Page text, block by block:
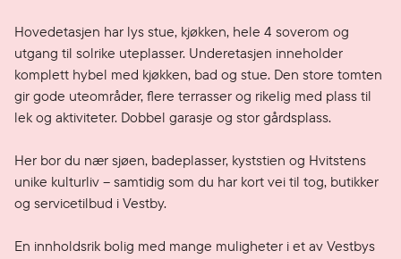
Hovedetasjen har lys stue, kjøkken, hele 4 soverom og
utgang til solrike uteplasser. Underetasjen inneholder
komplett hybel med kjøkken, bad og stue. Den store tomten
gir gode uteområder, flere terrasser og rikelig med plass til
lek og aktiviteter. Dobbel garasje og stor gårdsplass.
Her bor du nær sjøen, badeplasser, kyststien og Hvitstens
unike kulturliv – samtidig som du har kort vei til tog, butikker
og servicetilbud i Vestby.
En innholdsrik bolig med mange muligheter i et av Vestbys